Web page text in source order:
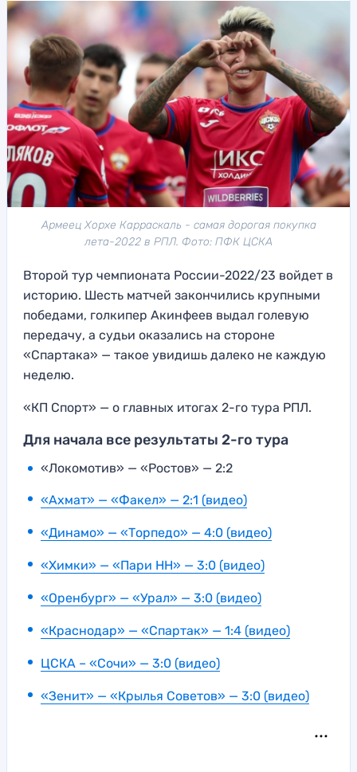
Армеец Хорхе Карраскаль - самая дорогая покупка
лета-2022 в РПЛ. Фото: ПФК ЦСКА
Второй тур чемпионата России-2022/23 войдет в
историю. Шесть матчей закончились крупными
победами, голкипер Акинфеев выдал голевую
передачу, а судьи оказались на стороне
«Спартака» — такое увидишь далеко не каждую
неделю.
«КП Спорт» — о главных итогах 2-го тура РПЛ.
Для начала все результаты 2-го тура
«Локомотив» — «Ростов» — 2:2
«Ахмат» — «Факел» — 2:1 (видео)
«Динамо» — «Торпедо» — 4:0 (видео)
«Химки» — «Пари НН» — 3:0 (видео)
«Оренбург» — «Урал» — 3:0 (видео)
«Краснодар» — «Спартак» — 1:4 (видео)
ЦСКА – «Сочи» — 3:0 (видео)
«Зенит» — «Крылья Советов» — 3:0 (видео)